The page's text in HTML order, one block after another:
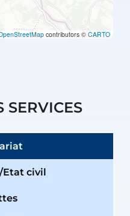
contributors © CARTO
SERVICES
civil